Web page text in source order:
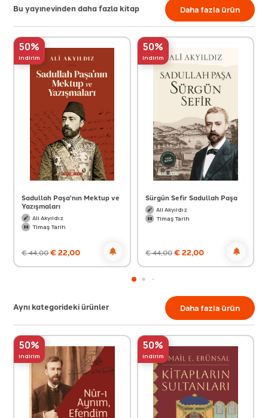
Bu yayınevinden daha fazla kitap Daha fazla ürün
50%
indirim
Sadullah Paşa'nın Mektup ve
Yazışmaları
Ali Akyıldız
Timaş Tarih
€44,00€22,00
50%
indirim
Sürgün Sefir Sadullah Paşa
Ali Akyıldız
Timaş Tarih
€44,00€22,00
Aynı kategorideki ürünler Daha fazla ürün
50%
indirim
50%
indirim